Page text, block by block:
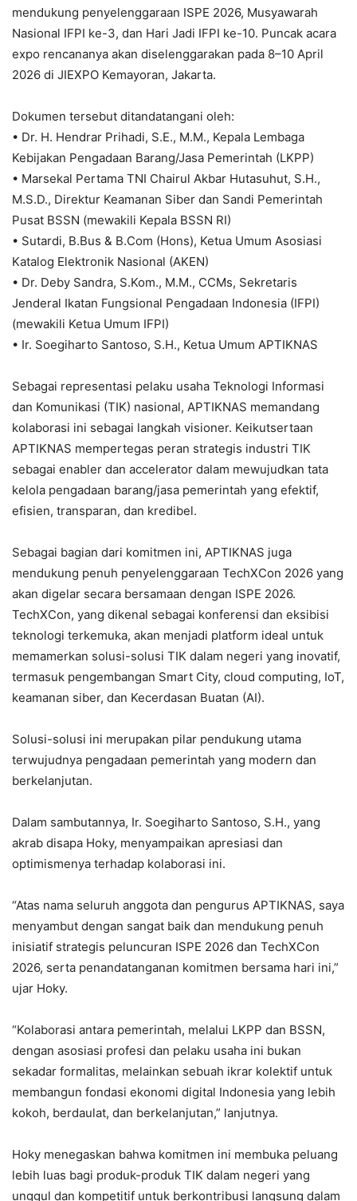
mendukung penyelenggaraan ISPE 2026, Musyawarah
Nasional IFPI ke-3, dan Hari Jadi IFPI ke-10. Puncak acara
expo rencananya akan diselenggarakan pada 8–10 April
2026 di JIEXPO Kemayoran, Jakarta.
Dokumen tersebut ditandatangani oleh:
• Dr. H. Hendrar Prihadi, S.E., M.M., Kepala Lembaga
Kebijakan Pengadaan Barang/Jasa Pemerintah (LKPP)
• Marsekal Pertama TNI Chairul Akbar Hutasuhut, S.H.,
M.S.D., Direktur Keamanan Siber dan Sandi Pemerintah
Pusat BSSN (mewakili Kepala BSSN RI)
• Sutardi, B.Bus & B.Com (Hons), Ketua Umum Asosiasi
Katalog Elektronik Nasional (AKEN)
• Dr. Deby Sandra, S.Kom., M.M., CCMs, Sekretaris
Jenderal Ikatan Fungsional Pengadaan Indonesia (IFPI)
(mewakili Ketua Umum IFPI)
• Ir. Soegiharto Santoso, S.H., Ketua Umum APTIKNAS
Sebagai representasi pelaku usaha Teknologi Informasi
dan Komunikasi (TIK) nasional, APTIKNAS memandang
kolaborasi ini sebagai langkah visioner. Keikutsertaan
APTIKNAS mempertegas peran strategis industri TIK
sebagai enabler dan accelerator dalam mewujudkan tata
kelola pengadaan barang/jasa pemerintah yang efektif,
efisien, transparan, dan kredibel.
Sebagai bagian dari komitmen ini, APTIKNAS juga
mendukung penuh penyelenggaraan TechXCon 2026 yang
akan digelar secara bersamaan dengan ISPE 2026.
TechXCon, yang dikenal sebagai konferensi dan eksibisi
teknologi terkemuka, akan menjadi platform ideal untuk
memamerkan solusi-solusi TIK dalam negeri yang inovatif,
termasuk pengembangan Smart City, cloud computing, IoT,
keamanan siber, dan Kecerdasan Buatan (AI).
Solusi-solusi ini merupakan pilar pendukung utama
terwujudnya pengadaan pemerintah yang modern dan
berkelanjutan.
Dalam sambutannya, Ir. Soegiharto Santoso, S.H., yang
akrab disapa Hoky, menyampaikan apresiasi dan
optimismenya terhadap kolaborasi ini.
“Atas nama seluruh anggota dan pengurus APTIKNAS, saya
menyambut dengan sangat baik dan mendukung penuh
inisiatif strategis peluncuran ISPE 2026 dan TechXCon
2026, serta penandatanganan komitmen bersama hari ini,”
ujar Hoky.
“Kolaborasi antara pemerintah, melalui LKPP dan BSSN,
dengan asosiasi profesi dan pelaku usaha ini bukan
sekadar formalitas, melainkan sebuah ikrar kolektif untuk
membangun fondasi ekonomi digital Indonesia yang lebih
kokoh, berdaulat, dan berkelanjutan,” lanjutnya.
Hoky menegaskan bahwa komitmen ini membuka peluang
lebih luas bagi produk-produk TIK dalam negeri yang
unggul dan kompetitif untuk berkontribusi langsung dalam